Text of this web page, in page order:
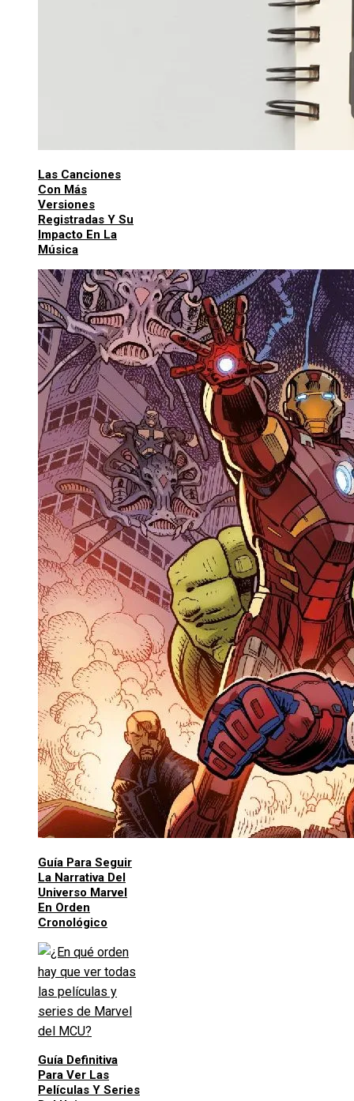
Las Canciones
Con Más
Versiones
Registradas Y Su
Impacto En La
Música
Guía Para Seguir
La Narrativa Del
Universo Marvel
En Orden
Cronológico
Guía Definitiva
Para Ver Las
Películas Y Series